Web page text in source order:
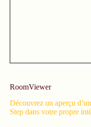
RoomViewer
Découvrez un aperçu
Step dans votre propre